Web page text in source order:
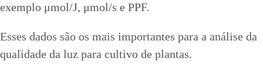
exemplo μmol/J, μmol/s e PPF.
Esses dados são os mais importantes para a análise da
qualidade da luz para cultivo de plantas.